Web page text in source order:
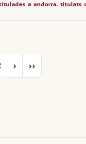
›Pàgina següent
››Última